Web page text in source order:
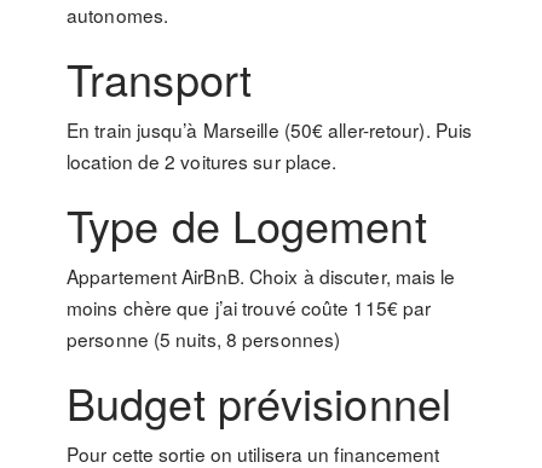
autonomes.
Transport
En train jusqu’à Marseille (50€ aller-retour). Puis
location de 2 voitures sur place.
Type de Logement
Appartement AirBnB. Choix à discuter, mais le
moins chère que j’ai trouvé coûte 115€ par
personne (5 nuits, 8 personnes)
Budget prévisionnel
Pour cette sortie on utilisera un financement